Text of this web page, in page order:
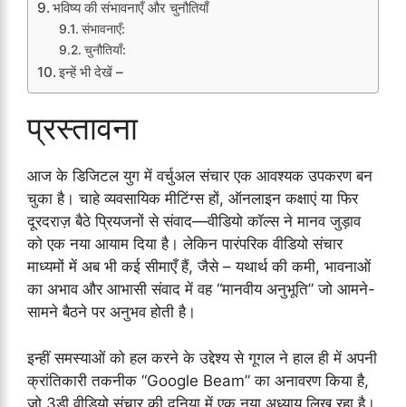
भविष्य की संभावनाएँ और चुनौतियाँ
संभावनाएँ:
चुनौतियाँ:
इन्हें भी देखें –
प्रस्तावना
आज के डिजिटल युग में वर्चुअल संचार एक आवश्यक उपकरण बन
चुका है। चाहे व्यवसायिक मीटिंग्स हों, ऑनलाइन कक्षाएं या फिर
दूरदराज़ बैठे प्रियजनों से संवाद—वीडियो कॉल्स ने मानव जुड़ाव
को एक नया आयाम दिया है। लेकिन पारंपरिक वीडियो संचार
माध्यमों में अब भी कई सीमाएँ हैं, जैसे – यथार्थ की कमी, भावनाओं
का अभाव और आभासी संवाद में वह “मानवीय अनुभूति” जो आमने-
सामने बैठने पर अनुभव होती है।
इन्हीं समस्याओं को हल करने के उद्देश्य से गूगल ने हाल ही में अपनी
क्रांतिकारी तकनीक “Google Beam” का अनावरण किया है,
जो 3डी वीडियो संचार की दुनिया में एक नया अध्याय लिख रहा है।